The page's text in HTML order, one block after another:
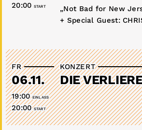
START
20:00
„Not Bad for New
+ Special Guest:
FR
06.11.
EINLASS
19:00
START
20:00
KONZERT
DIE